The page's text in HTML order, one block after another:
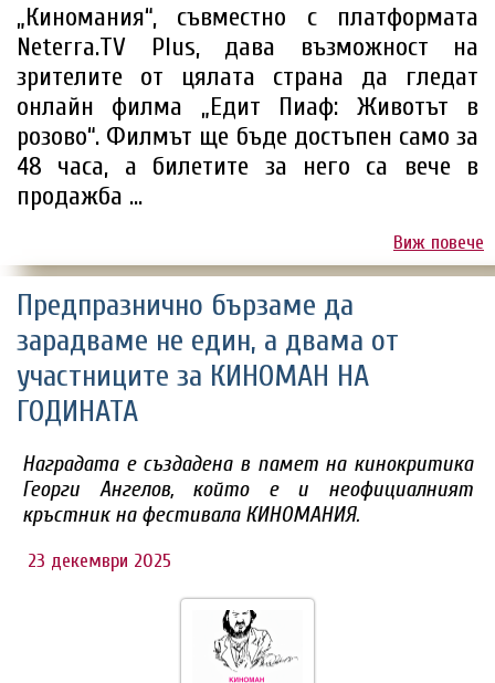
„Киномания“, съвместно с платформата
Neterra.TV Plus, дава възможност на
зрителите от цялата страна да гледат
онлайн филма „Едит Пиаф: Животът в
розово“. Филмът ще бъде достъпен само за
48 часа, a билетите за него са вече в
продажба ...
Виж повече
Предпразнично бързаме да
зарадваме не един, а двама от
участниците за КИНОМАН НА
ГОДИНАТА
Наградата е създадена в памет на кинокритика
Георги Ангелов, който е и неофициалният
кръстник на фестивала КИНОМАНИЯ.
23 декември 2025